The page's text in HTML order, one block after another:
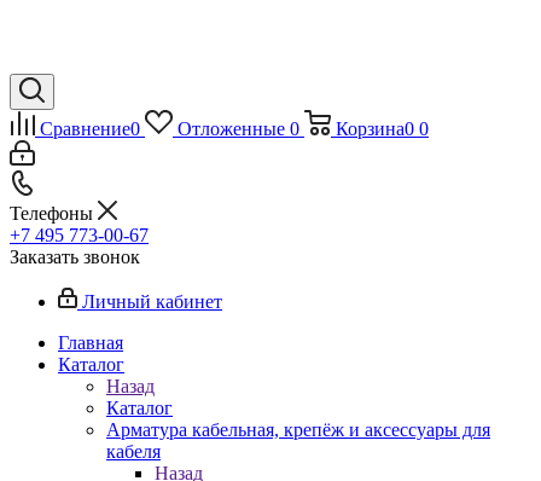
Сравнение0 Отложенные 0 Корзина0 0
Телефоны
+7 495 773-00-67
Заказать звонок
Личный кабинет
Главная
Каталог
Назад
Каталог
Арматура кабельная, крепёж и аксессуары для
кабеля
Назад